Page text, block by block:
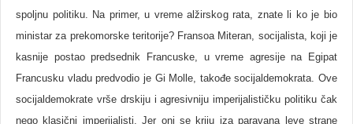
spoljnu politiku. Na primer, u vreme alžirskog rata, znate li ko je bio
ministar za prekomorske teritorije? Fransoa Miteran, socijalista, koji je
kasnije postao predsednik Francuske, u vreme agresije na Egipat
Francusku vladu predvodio je Gi Molle, takođe socijaldemokrata. Ove
socijaldemokrate vrše drskiju i agresivniju imperijalističku politiku čak
nego klasični imperijalisti. Jer oni se kriju iza paravana leve strane